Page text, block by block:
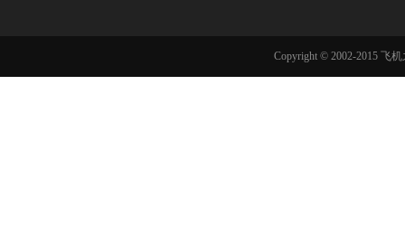
Copyright © 2002-2015 飞